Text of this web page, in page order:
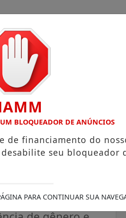
MUNICÍPIO RECEITA FEDERAL
e
UM BLOQUEADOR DE ANÚNCIOS
financiamento do
seu bloqueador
PARA CONTINUAR SUA